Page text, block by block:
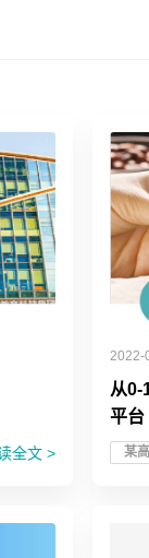
全文 >
2022-
从0-
平台
某